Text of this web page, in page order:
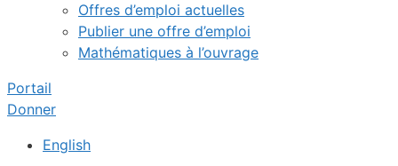
Offres d’emploi actuelles
Publier une offre d’emploi
Mathématiques à l’ouvrage
Portail
Donner
English